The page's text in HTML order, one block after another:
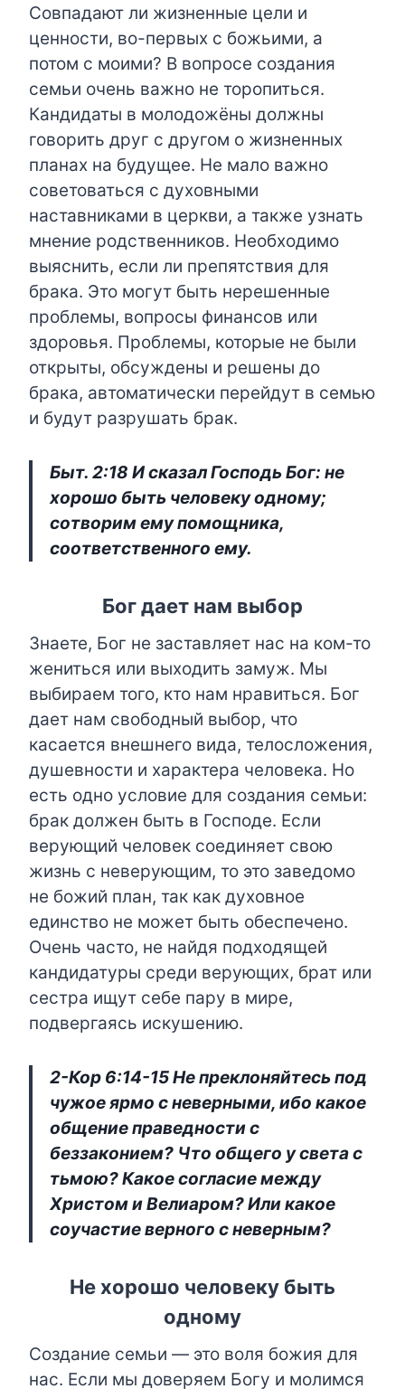
Совпадают ли жизненные цели и
ценности, во-первых с божьими, а
потом с моими? В вопросе создания
семьи очень важно не торопиться.
Кандидаты в молодожёны должны
говорить друг с другом о жизненных
планах на будущее. Не мало важно
советоваться с духовными
наставниками в церкви, а также узнать
мнение родственников. Необходимо
выяснить, если ли препятствия для
брака. Это могут быть нерешенные
проблемы, вопросы финансов или
здоровья. Проблемы, которые не были
открыты, обсуждены и решены до
брака, автоматически перейдут в семью
и будут разрушать брак.
Быт. 2:18 И сказал Господь Бог: не
хорошо быть человеку одному;
сотворим ему помощника,
соответственного ему.
Бог дает нам выбор
Знаете, Бог не заставляет нас на ком-то
жениться или выходить замуж. Мы
выбираем того, кто нам нравиться. Бог
дает нам свободный выбор, что
касается внешнего вида, телосложения,
душевности и характера человека. Но
есть одно условие для создания семьи:
брак должен быть в Господе. Если
верующий человек соединяет свою
жизнь с неверующим, то это заведомо
не божий план, так как духовное
единство не может быть обеспечено.
Очень часто, не найдя подходящей
кандидатуры среди верующих, брат или
сестра ищут себе пару в мире,
подвергаясь искушению.
2-Кор 6:14-15 Не преклоняйтесь под
чужое ярмо с неверными, ибо какое
общение праведности с
беззаконием? Что общего у света с
тьмою? Какое согласие между
Христом и Велиаром? Или какое
соучастие верного с неверным?
Не хорошо человеку быть
одному
Создание семьи — это воля божия для
нас. Если мы доверяем Богу и молимся